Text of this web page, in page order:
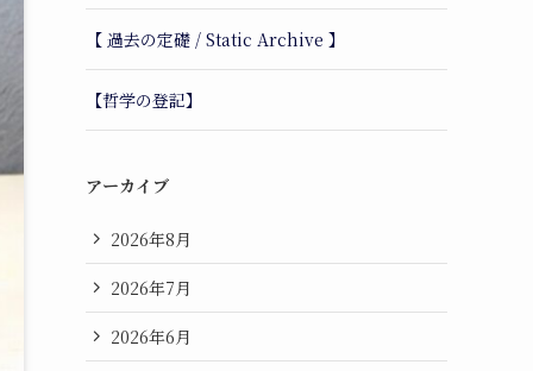
【 過去の定礎 / Static Archive 】
【哲学の登記】
アーカイブ
2026年8月
2026年7月
2026年6月